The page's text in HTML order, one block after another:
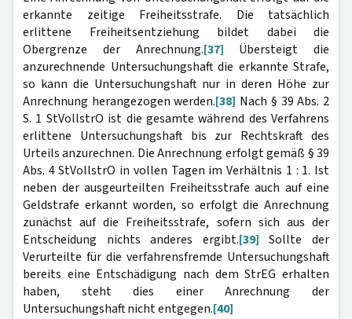
erkannte zeitige Freiheitsstrafe. Die tatsächlich
erlittene Freiheitsentziehung bildet dabei die
Obergrenze der Anrechnung.[37] Übersteigt die
anzurechnende Untersuchungshaft die erkannte Strafe,
so kann die Untersuchungshaft nur in deren Höhe zur
Anrechnung herangezogen werden.[38] Nach § 39 Abs. 2
S. 1 StVollstrO ist die gesamte während des Verfahrens
erlittene Untersuchungshaft bis zur Rechtskraft des
Urteils anzurechnen. Die Anrechnung erfolgt gemäß § 39
Abs. 4 StVollstrO in vollen Tagen im Verhältnis 1 : 1. Ist
neben der ausgeurteilten Freiheitsstrafe auch auf eine
Geldstrafe erkannt worden, so erfolgt die Anrechnung
zunächst auf die Freiheitsstrafe, sofern sich aus der
Entscheidung nichts anderes ergibt.[39] Sollte der
Verurteilte für die verfahrensfremde Untersuchungshaft
bereits eine Entschädigung nach dem StrEG erhalten
haben, steht dies einer Anrechnung der
Untersuchungshaft nicht entgegen.[40]